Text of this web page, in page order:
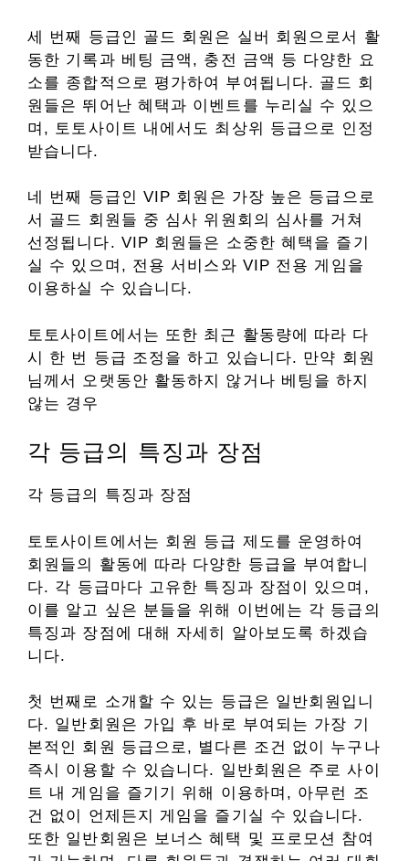
세 번째 등급인 골드 회원은 실버 회원으로서 활
동한 기록과 베팅 금액, 충전 금액 등 다양한 요
소를 종합적으로 평가하여 부여됩니다. 골드 회
원들은 뛰어난 혜택과 이벤트를 누리실 수 있으
며, 토토사이트 내에서도 최상위 등급으로 인정
받습니다.
네 번째 등급인 VIP 회원은 가장 높은 등급으로
서 골드 회원들 중 심사 위원회의 심사를 거쳐
선정됩니다. VIP 회원들은 소중한 혜택을 즐기
실 수 있으며, 전용 서비스와 VIP 전용 게임을
이용하실 수 있습니다.
토토사이트에서는 또한 최근 활동량에 따라 다
시 한 번 등급 조정을 하고 있습니다. 만약 회원
님께서 오랫동안 활동하지 않거나 베팅을 하지
않는 경우
각 등급의 특징과 장점
각 등급의 특징과 장점
토토사이트에서는 회원 등급 제도를 운영하여
회원들의 활동에 따라 다양한 등급을 부여합니
다. 각 등급마다 고유한 특징과 장점이 있으며,
이를 알고 싶은 분들을 위해 이번에는 각 등급의
특징과 장점에 대해 자세히 알아보도록 하겠습
니다.
첫 번째로 소개할 수 있는 등급은 일반회원입니
다. 일반회원은 가입 후 바로 부여되는 가장 기
본적인 회원 등급으로, 별다른 조건 없이 누구나
즉시 이용할 수 있습니다. 일반회원은 주로 사이
트 내 게임을 즐기기 위해 이용하며, 아무런 조
건 없이 언제든지 게임을 즐기실 수 있습니다.
또한 일반회원은 보너스 혜택 및 프로모션 참여